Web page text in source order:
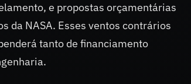
e propostas orçamentárias
da NASA. Esses ventos contrários
tanto de financiamento